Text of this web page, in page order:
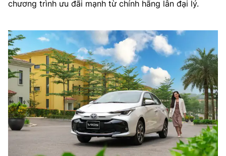
chương trình ưu đãi mạnh từ chính hãng lẫn đại lý.